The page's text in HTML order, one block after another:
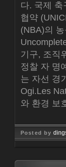
다. 국제 축
협약
(NBA)의
기구, 조직
정찰 자 명
는 자선 경
Ogi.Les
와 환경 보
Posted by